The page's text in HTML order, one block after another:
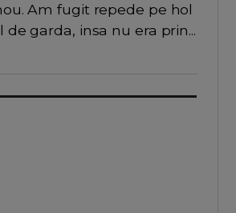
Am fugit repede pe hol
garda, insa nu era prin...